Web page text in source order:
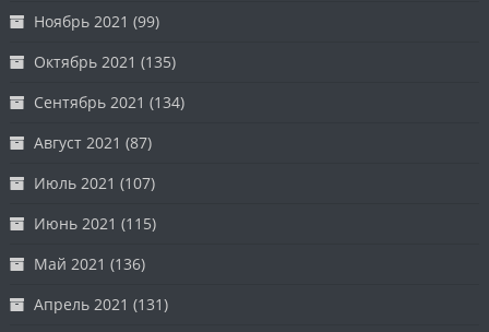
Ноябрь 2021 (99)
Октябрь 2021 (135)
Сентябрь 2021 (134)
Август 2021 (87)
Июль 2021 (107)
Июнь 2021 (115)
Май 2021 (136)
Апрель 2021 (131)